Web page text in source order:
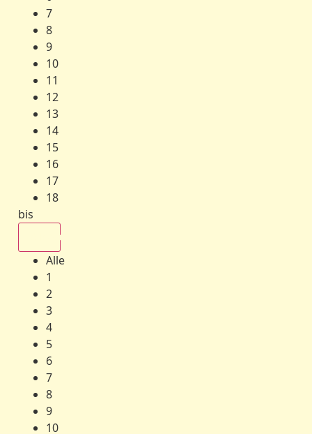
7
8
9
10
11
12
13
14
15
16
17
18
bis
Alle
1
2
3
4
5
6
7
8
9
10